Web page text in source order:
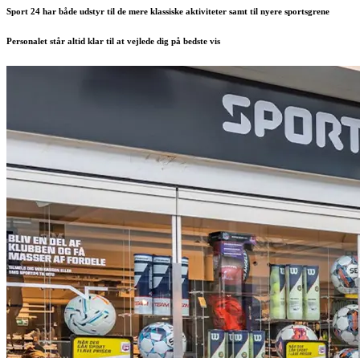
Sport 24 har både udstyr til de mere klassiske aktiviteter samt til nyere sportsgrene
Personalet står altid klar til at vejlede dig på bedste vis